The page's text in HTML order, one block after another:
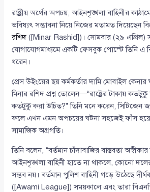
রাষ্ট্রীয় অর্থের অপচয়, আইনশৃঙ্খলা বাহিনীর
ভবিষ্যৎ সম্ভাবনা নিয়ে নিজের মতামত দিয়েছেন
রশিদ ([Minar Rashid])। সোমবার (২৯ এপ্রিল)
যোগাযোগমাধ্যমে একটি ফেসবুক পোস্টে তিনি এ
ধরেন।
প্রেস উইংয়ের ছয় কর্মকর্তার দামি মোবাইল কেনার
মিনার রশিদ প্রশ্ন তোলেন—“রাষ্ট্রের টাকায়
কতটুকু করা উচিত?” তিনি মনে করেন, সিটিজেন
ফলে এখন এমন অপচয়ের ঘটনা সহজেই ফাঁস হয়ে
সামাজিক অগ্রগতি।
তিনি বলেন, “বর্তমান চাঁদাবাজির বাস্তবতা
আইনশৃঙ্খলা বাহিনী হাতে না থাকলে, কোনো দলের
সম্ভব নয়। বর্তমান পুলিশ বাহিনী গড়ে উঠেছে
([Awami League]) সময়কালে এবং তারা